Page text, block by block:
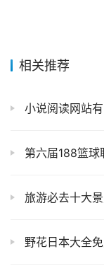
相关推荐
小说阅读网站
第六届188篮球
旅游必去十大
野花日本大全